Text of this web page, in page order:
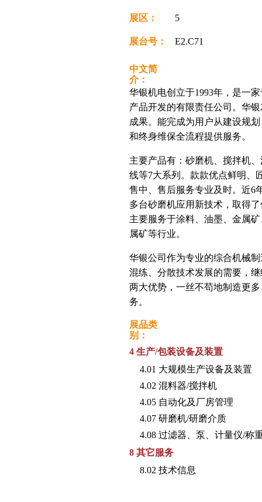
展区： 5
展台号： E2.C71
中文简
介：
华银机电创立于1993年，是一
产品开发的有限责任公司。华
成果。能完成为用户从建设规
和终身维保全流程提供服务。
主要产品有：砂磨机、搅拌机
线等7大系列。款款优点鲜明、
售中、售后服务专业及时。近6
多台砂磨机应用新技术，取得
主要服务于涂料、油墨、金属
属矿等行业。
华银公司作为专业的综合机械
混练、分散技术发展的需要，
两大优势，一丝不苟地制造更
务。
展品类
别：
4 生产/包装设备及装置
4.01 大规模生产设备及装置
4.02 混料器/搅拌机
4.05 自动化及厂房管理
4.07 研磨机/研磨介质
4.08 过滤器、泵、计量仪/称
8 其它服务
8.02 技术信息